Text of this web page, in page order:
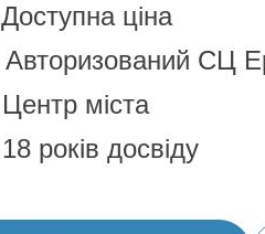
Доступна ціна
Авторизований СЦ
Центр міста
18 років досвіду